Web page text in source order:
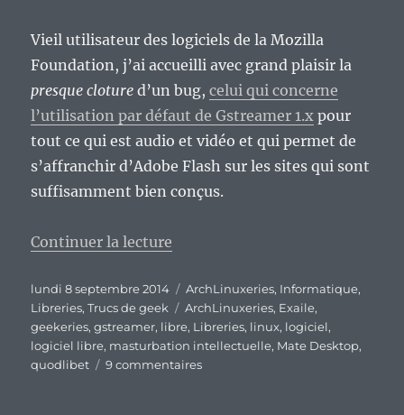
Vieil utilisateur des logiciels de la Mozilla
Foundation, j’ai accueilli avec grand plaisir la
presque cloture d’un bug,celui qui concerne
l’utilisation par défaut de Gstreamer 1.x pour
tout ce qui est audio et vidéo et qui permet de
s’affranchir d’Adobe Flash sur les sites qui sont
suffisamment bien conçus.
Continuer la lecture
Publié
le
lundi 8 septembre 2014 Catégories
ArchLinuxeries, Informatique,
Libreries,Trucs de geek Étiquettes
ArchLinuxeries, Exaile,
geekeries,gstreamer, libre, Libreries, linux, logiciel,
logiciel libre, masturbation intellectuelle, Mate Desktop,
quodlibet
9 commentairessur